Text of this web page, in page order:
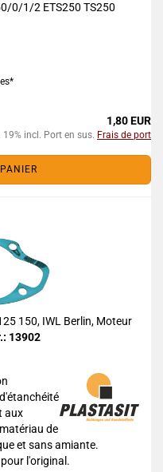
0/1/2 ETS250 TS250
1,80 EUR
19% incl. Port en sus. Frais de port
150, IWL Berlin, Moteur
13902
aux
de
et sans amiante.
l'original.